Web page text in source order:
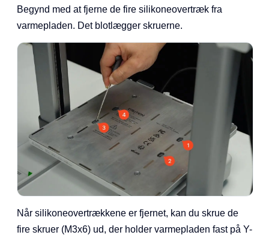
Begynd med at fjerne de fire silikoneovertræk fra
varmepladen. Det blotlægger skruerne.
Når silikoneovertrækkene er fjernet, kan du skrue de
fire skruer (M3x6) ud, der holder varmepladen fast på Y-